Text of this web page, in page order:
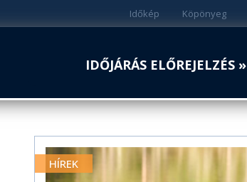
Köpönyeg
Időkép
IDŐJÁRÁS ELŐREJELZÉS »
HÍREK